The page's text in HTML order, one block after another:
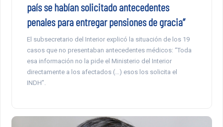
país se habían solicitado antecedentes
penales para entregar pensiones de gracia”
El subsecretario del Interior explicó la situación de los 19
casos que no presentaban antecedentes médicos: “Toda
esa información no la pide el Ministerio del Interior
directamente a los afectados (…) esos los solicita el
INDH”.